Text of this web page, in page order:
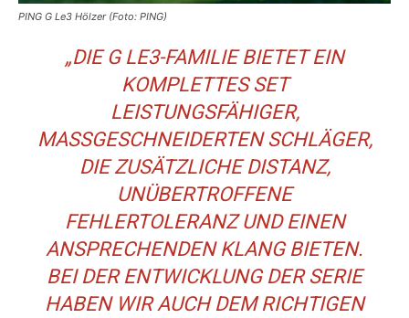
PING G Le3 Hölzer (Foto: PING)
„DIE G LE3-FAMILIE BIETET EIN
KOMPLETTES SET
LEISTUNGSFÄHIGER,
MASSGESCHNEIDERTEN SCHLÄGER, D
IE ZUSÄTZLICHE DISTANZ, U
NÜBERTROFFENE F
EHLERTOLERANZ UND EINEN A
NSPRECHENDEN KLANG BIETEN. B
EI DER ENTWICKLUNG DER SERIE H
ABEN WIR AUCH DEM RICHTIGEN G